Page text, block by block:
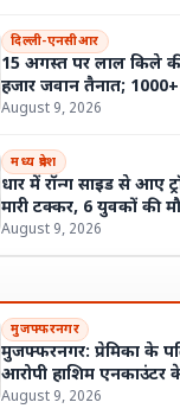
दिल्ली-एनसीआर
15 अगस्त पर लाल किले
हजार जवान तैनात; 1000+
August 9, 2026
मध्य प्रदेश
धार में रॉन्ग साइड से आए
मारी टक्कर, 6 युवकों की
August 9, 2026
मुजफ्फरनगर
मुजफ्फरनगर: प्रेमिका के
आरोपी हाशिम एनकाउंटर
August 9, 2026